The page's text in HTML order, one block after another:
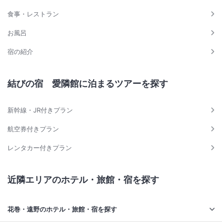
食事・レストラン
お風呂
宿の紹介
結びの宿 愛隣館に泊まるツアーを探す
新幹線・JR付きプラン
航空券付きプラン
レンタカー付きプラン
近隣エリアのホテル・旅館・宿を探す
花巻・遠野のホテル・旅館・宿を探す